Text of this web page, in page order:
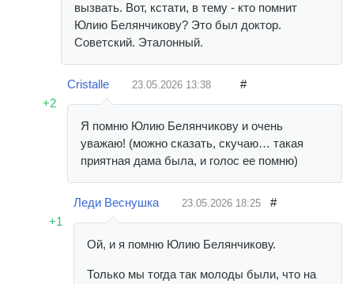
вызвать. Вот, кстати, в тему - кто помнит
Юлию Белянчикову? Это был доктор.
Советский. Эталонный.
+2
Cristalle 23.05.2026 13:38 #
Я помню Юлию Белянчикову и очень
уважаю! (можно сказать, скучаю… такая
приятная дама была, и голос ее помню)
+1
Леди Веснушка 23.05.2026 18:25 #
Ой, и я помню Юлию Белянчикову.
Только мы тогда так молоды были, что на